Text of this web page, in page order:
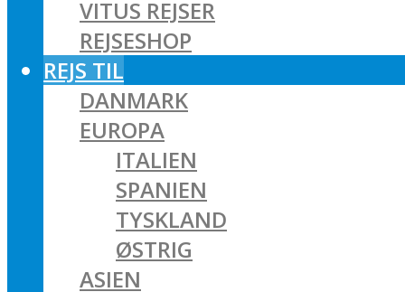
VITUS REJSER
REJSESHOP
REJS TIL
DANMARK
EUROPA
ITALIEN
SPANIEN
TYSKLAND
ØSTRIG
ASIEN